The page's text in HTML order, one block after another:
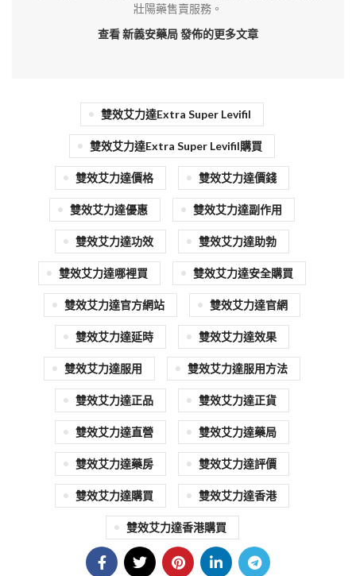
壯陽藥售賣服務。
查看 新義安藥局發佈的更多文章
雙效艾力達Extra Super Levifil
雙效艾力達extra Super Levifil購買
雙效艾力達價格 雙效艾力達價錢
雙效艾力達優惠 雙效艾力達副作用
雙效艾力達功效 雙效艾力達助勃
雙效艾力達哪裡買 雙效艾力達安全購買
雙效艾力達官方網站 雙效艾力達官網
雙效艾力達延時 雙效艾力達效果
雙效艾力達服用 雙效艾力達服用方法
雙效艾力達正品 雙效艾力達正貨
雙效艾力達直營 雙效艾力達藥局
雙效艾力達藥房 雙效艾力達評價
雙效艾力達購買 雙效艾力達香港
雙效艾力達香港購買